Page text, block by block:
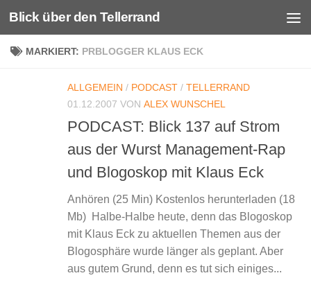
Unter dem Inhalt
Blick über den Tellerrand
MARKIERT: PRBLOGGER KLAUS ECK
ALLGEMEIN / PODCAST / TELLERRAND
01.12.2007 VON ALEX WUNSCHEL
PODCAST: Blick 137 auf Strom
aus der Wurst Management-Rap
und Blogoskop mit Klaus Eck
Anhören (25 Min) Kostenlos herunterladen (18
Mb) Halbe-Halbe heute, denn das Blogoskop
mit Klaus Eck zu aktuellen Themen aus der
Blogosphäre wurde länger als geplant. Aber
aus gutem Grund, denn es tut sich einiges...